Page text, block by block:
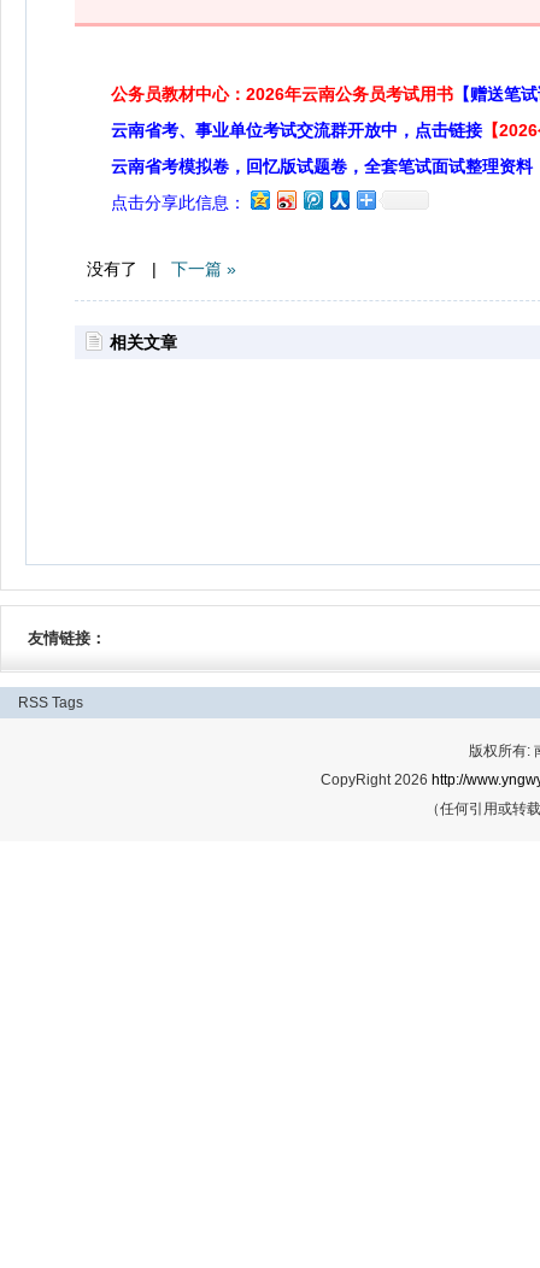
公务员教材中心：2026年云南公务员考试用书 【赠送笔
云南省考、事业单位考试交流群开放中，点击链接 【
云南省考模拟卷，回忆版试题卷，全套笔试面试整理资料
点击分享此信息：
没有了 | 下一篇 »
相关文章
友情链接：
RSS Tags
版权所有:
CopyRight 2026 http://
（任何引用或转